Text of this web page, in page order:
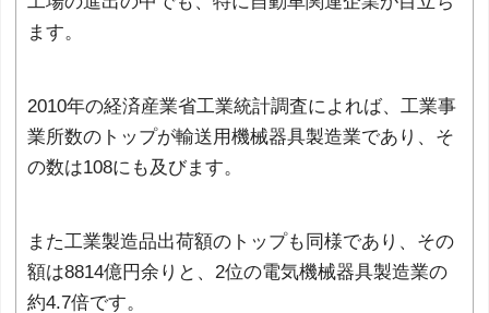
ます。
2010年の経済産業省工業統計調査によれば、工業事
業所数のトップが輸送用機械器具製造業であり、そ
の数は108にも及びます。
また工業製造品出荷額のトップも同様であり、その
額は8814億円余りと、2位の電気機械器具製造業の
約4.7倍です。